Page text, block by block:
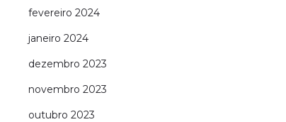
fevereiro 2024
janeiro 2024
dezembro 2023
novembro 2023
outubro 2023